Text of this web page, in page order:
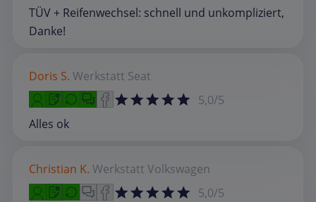
TÜV + Reifenwechsel: schnell und unkompliziert,
Danke!
Doris S. Werkstatt Seat
5,0/5
Alles ok
Christian K. Werkstatt Volkswagen
5,0/5